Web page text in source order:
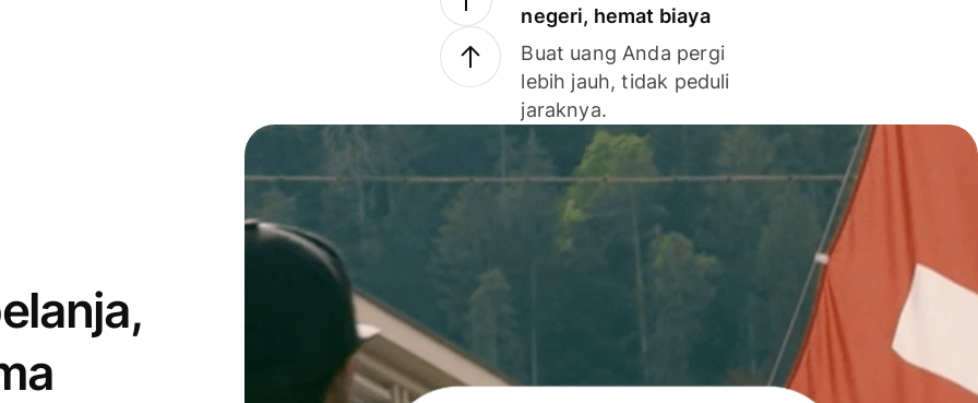
negeri, hemat biaya
Buat uang Anda pergi
lebih jauh, tidak peduli
jaraknya.